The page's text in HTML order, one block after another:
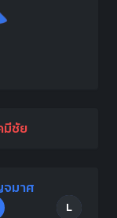
มีชัย
มาศ
L